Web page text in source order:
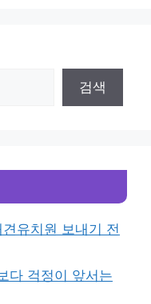
검색
유치원 보내기 전
다 걱정이 앞서는